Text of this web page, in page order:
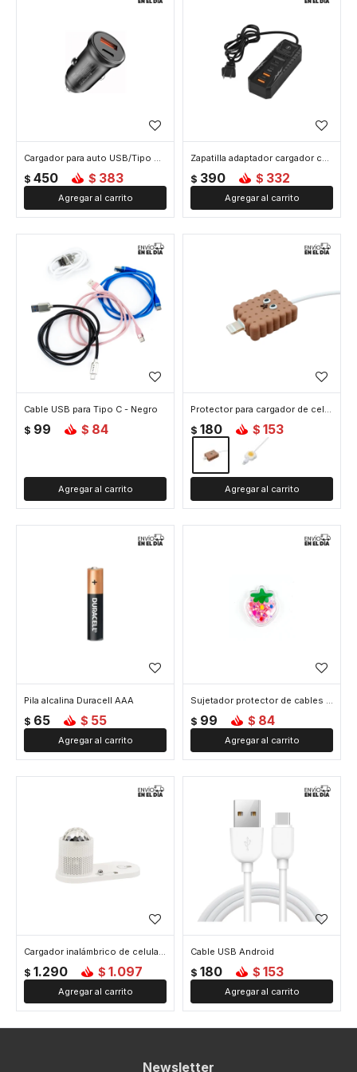
Cargador para auto USB/Tipo C - Negro
$ 450 $ 383
Zapatilla adaptador cargador con enchufe y puertos USB x2 y tipo C x2 - Negro
$ 390 $ 332
Cable USB para Tipo C - Negro
$ 99 $ 84
Protector para cargador de celular - Chocolate
$ 180 $ 153
Pila alcalina Duracell AAA
$ 65 $ 55
Sujetador protector de cables - Frutilla
$ 99 $ 84
Cargador inalámbrico de celular con luz proyectora
$ 1.290 $ 1.097
Cable USB Android
$ 180 $ 153
Newsletter